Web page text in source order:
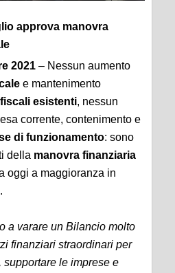
approva manovra
2021 – Nessun aumento
e mantenimento
esistenti, nessun
corrente, contenimento e
di funzionamento: sono
della manovra finanziaria
oggi a maggioranza in
a varare un Bilancio molto
finanziari straordinari per
supportare le imprese e